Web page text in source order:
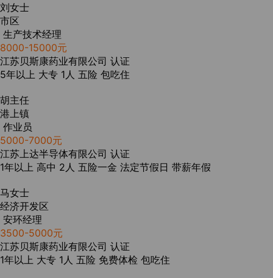
刘女士
市区
生产技术经理
8000-15000元
江苏贝斯康药业有限公司 认证
5年以上 大专 1人 五险 包吃住
胡主任
港上镇
作业员
5000-7000元
江苏上达半导体有限公司 认证
1年以上 高中 2人 五险一金 法定节假日 带薪年假
马女士
经济开发区
安环经理
3500-5000元
江苏贝斯康药业有限公司 认证
1年以上 大专 1人 五险 免费体检 包吃住